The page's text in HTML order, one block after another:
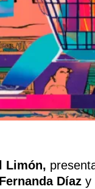
Limón,
Díaz y